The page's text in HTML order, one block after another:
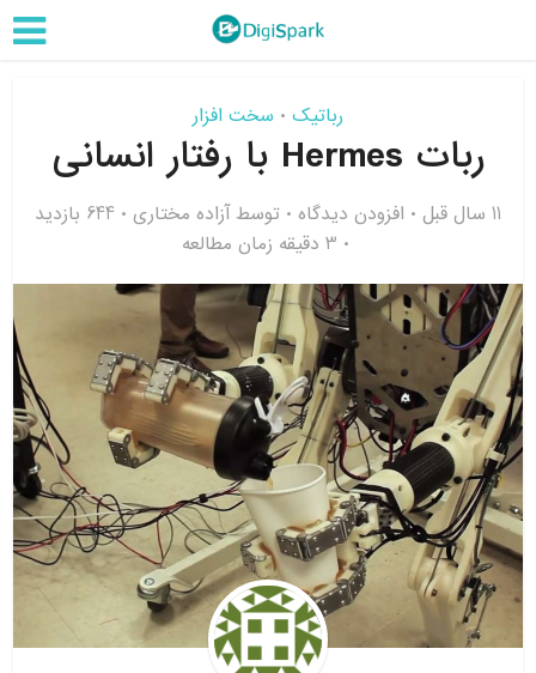
رباتیک • سخت افزار
ربات Hermes با رفتار انسانی
11 سال قبل افزودن دیدگاه توسط آزاده مختاری
644 بازدید
3 دقیقه زمان مطالعه